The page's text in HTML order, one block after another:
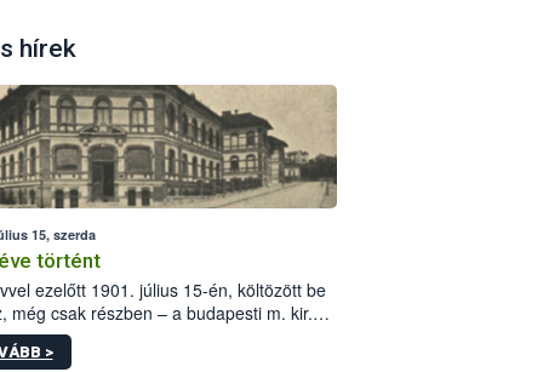
hírek
15, szerda
történt
ezelőtt 1901. július 15-én, költözött be
még csak részben – a budapesti m. kir.
állomás a Kis Rókus utca
alatti, Czigler Győző által tervezett új
>